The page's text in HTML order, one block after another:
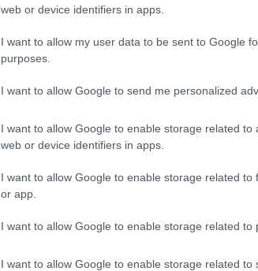
web or device identifiers in apps.
I want to allow my user data to be sent to Google
purposes.
I want to allow Google to send me personalized
I want to allow Google to enable storage related to
web or device identifiers in apps.
I want to allow Google to enable storage related to
or app.
I want to allow Google to enable storage related to
I want to allow Google to enable storage related to